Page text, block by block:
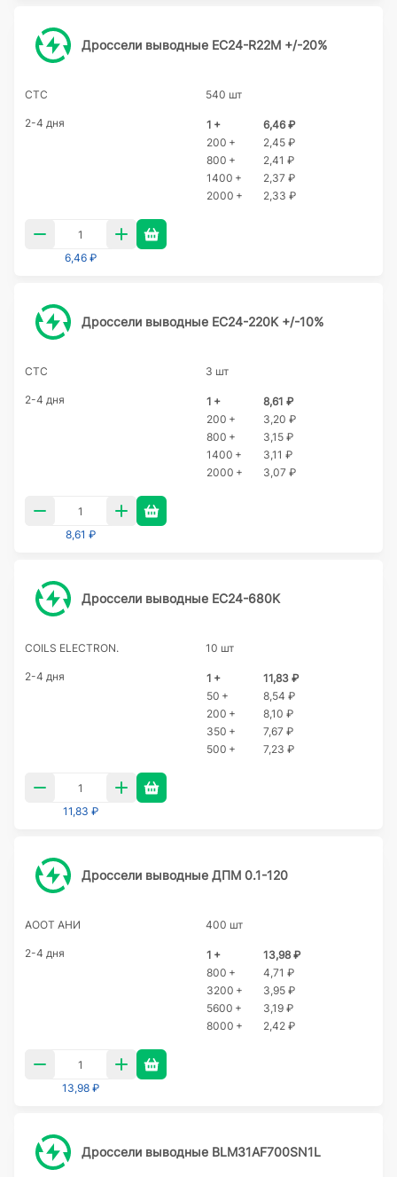
Дроссели выводные EC24-R22M +/-20%
CTC 540 шт
2-4 дня 1 +
6,46 ₽
200 +
2,45 ₽
800 +
2,41 ₽
1400 +
2,37 ₽
2000 +
2,33 ₽
6,46 ₽
Дроссели выводные EC24-220K +/-10%
CTC 3 шт
2-4 дня 1 +
8,61 ₽
200 +
3,20 ₽
800 +
3,15 ₽
1400 +
3,11 ₽
2000 +
3,07 ₽
8,61 ₽
Дроссели выводные EC24-680K
COILS ELECTRON. 10 шт
2-4 дня 1 +
11,83 ₽
50 +
8,54 ₽
200 +
8,10 ₽
350 +
7,67 ₽
500 +
7,23 ₽
11,83 ₽
Дроссели выводные ДПМ 0.1-120
АООТ АНИ 400 шт
2-4 дня 1 +
13,98 ₽
800 +
4,71 ₽
3200 +
3,95 ₽
5600 +
3,19 ₽
8000 +
2,42 ₽
13,98 ₽
Дроссели выводные BLM31AF700SN1L